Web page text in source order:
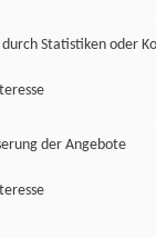
Statistiken oder
der Angebote